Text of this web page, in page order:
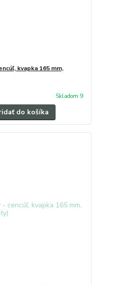
kvapka 165 mm,
Skladom 9
do košíka